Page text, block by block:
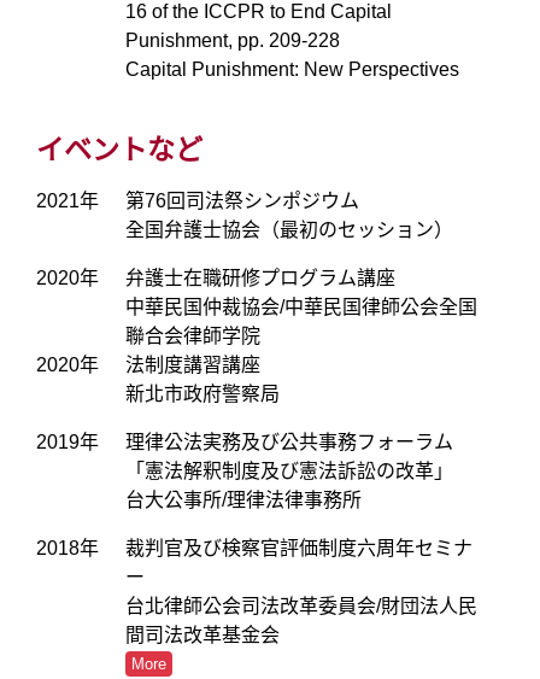
16 of the ICCPR to End Capital
Punishment, pp. 209-228
Capital Punishment: New Perspectives
イベントなど
2021年
第76回司法祭シンポジウム
全国弁護士協会（最初のセッション）
2020年
弁護士在職研修プログラム講座
中華民国仲裁協会/中華民国律師公会全国
聯合会律師学院
2020年
法制度講習講座
新北市政府警察局
2019年
理律公法実務及び公共事務フォーラム
「憲法解釈制度及び憲法訴訟の改革」
台大公事所/理律法律事務所
2018年
裁判官及び検察官評価制度六周年セミナ
ー
台北律師公会司法改革委員会/財団法人民
間司法改革基金会
More